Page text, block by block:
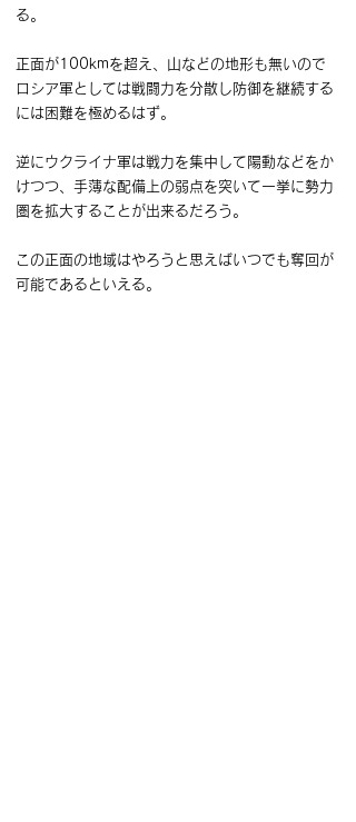
る。
正面が100kmを超え、山などの地形も無いので
ロシア軍としては戦闘力を分散し防御を継続する
には困難を極めるはず。
逆にウクライナ軍は戦力を集中して陽動などをか
けつつ、手薄な配備上の弱点を突いて一挙に勢力
圏を拡大することが出来るだろう。
この正面の地域はやろうと思えばいつでも奪回が
可能であるといえる。